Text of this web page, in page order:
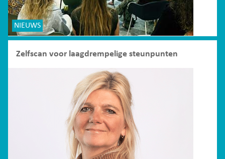
NIEUWS
Zelfscan voor laagdrempelige steunpunten